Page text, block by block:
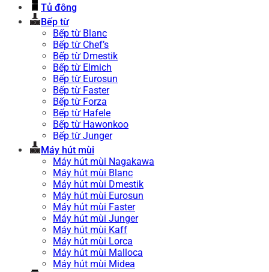
Tủ đông
Bếp từ
Bếp từ Blanc
Bếp từ Chef’s
Bếp từ Dmestik
Bếp từ Elmich
Bếp từ Eurosun
Bếp từ Faster
Bếp từ Forza
Bếp từ Hafele
Bếp từ Hawonkoo
Bếp từ Junger
Máy hút mùi
Máy hút mùi Nagakawa
Máy hút mùi Blanc
Máy hút mùi Dmestik
Máy hút mùi Eurosun
Máy hút mùi Faster
Máy hút mùi Junger
Máy hút mùi Kaff
Máy hút mùi Lorca
Máy hút mùi Malloca
Máy hút mùi Midea